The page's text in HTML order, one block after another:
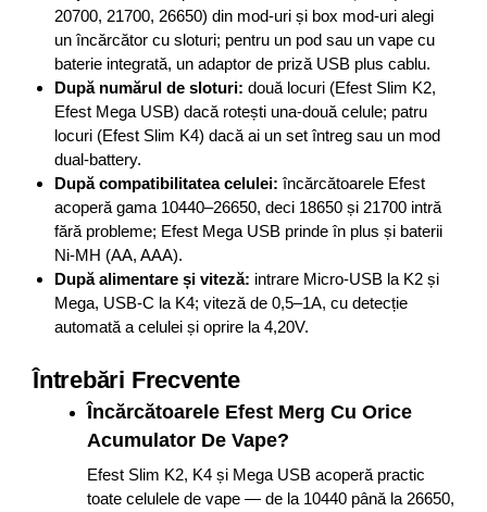
20700, 21700, 26650) din mod-uri și box mod-uri alegi
un încărcător cu sloturi; pentru un pod sau un vape cu
baterie integrată, un adaptor de priză USB plus cablu.
După numărul de sloturi: două locuri (Efest Slim K2,
Efest Mega USB) dacă rotești una-două celule; patru
locuri (Efest Slim K4) dacă ai un set întreg sau un mod
dual-battery.
După compatibilitatea celulei: încărcătoarele Efest
acoperă gama 10440–26650, deci 18650 și 21700 intră
fără probleme; Efest Mega USB prinde în plus și baterii
Ni-MH (AA, AAA).
După alimentare și viteză: intrare Micro-USB la K2 și
Mega, USB-C la K4; viteză de 0,5–1A, cu detecție
automată a celulei și oprire la 4,20V.
Întrebări Frecvente
Încărcătoarele Efest Merg Cu Orice
Acumulator De Vape?
Efest Slim K2, K4 și Mega USB acoperă practic
toate celulele de vape — de la 10440 până la 26650,